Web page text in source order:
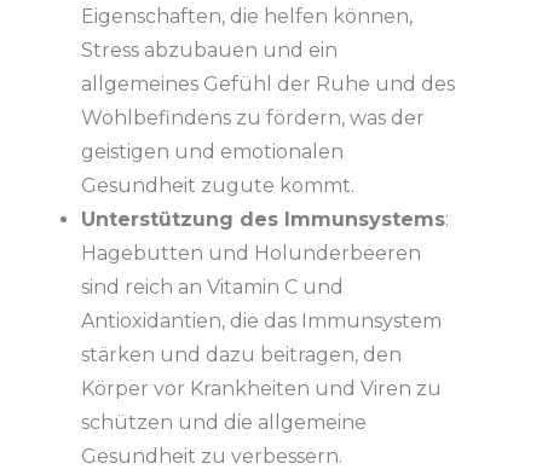
Eigenschaften, die helfen können,
Stress abzubauen und ein
allgemeines Gefühl der Ruhe und des
Wohlbefindens zu fördern, was der
geistigen und emotionalen
Gesundheit zugute kommt.
Unterstützung des Immunsystems:
Hagebutten und Holunderbeeren
sind reich an Vitamin C und
Antioxidantien, die das Immunsystem
stärken und dazu beitragen, den
Körper vor Krankheiten und Viren zu
schützen und die allgemeine
Gesundheit zu verbessern.